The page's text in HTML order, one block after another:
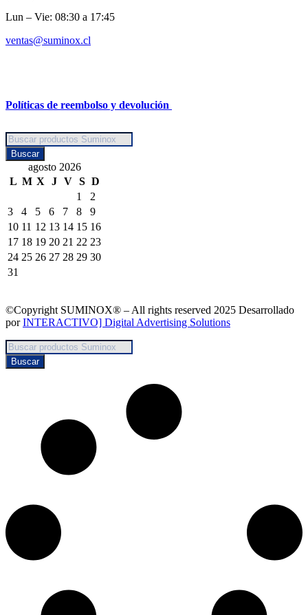
Lun – Vie: 08:30 a 17:45
ventas@suminox.cl
Políticas de reembolso y devolución
Búsqueda
de
productos
Buscar
agosto 2026
L M X J V S D
1
2
3
4 5 6 7 8
9
10 11 12 13 14 15 16
17 18 19 20 21 22 23
24 25 26 27 28 29 30
31
©Copyright SUMINOX® – All rights reserved 2025 Desarrollado
porINTERACTIVO] Digital Advertising Solutions
Búsqueda
de
productos
Buscar